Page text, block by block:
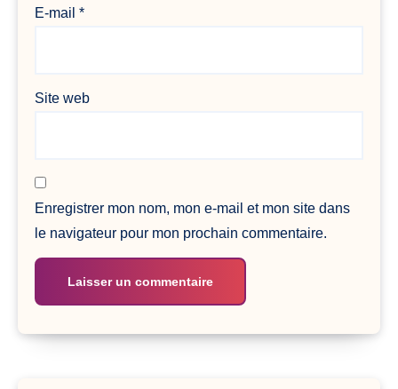
E-mail*
Site web
Enregistrer mon nom, mon e-mail et mon site dans
le navigateur pour mon prochain commentaire.